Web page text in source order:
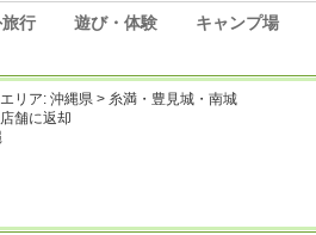
行 遊び・体験 キャンプ場
リア: 沖縄県 > 糸満・豊見城・南城
舗に返却